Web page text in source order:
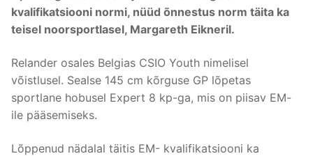
kvalifikatsiooni normi, nüüd õnnestus norm täita ka
teisel noorsportlasel, Margareth Eikneril.
Relander osales Belgias CSIO Youth nimelisel
võistlusel. Sealse 145 cm kõrguse GP lõpetas
sportlane hobusel Expert 8 kp-ga, mis on piisav EM-
ile pääsemiseks.
Lõppenud nädalal täitis EM- kvalifikatsiooni ka